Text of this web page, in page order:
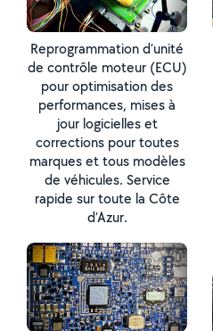
Reprogrammation d’unité
de contrôle moteur (ECU)
pour optimisation des
performances, mises à
jour logicielles et
corrections pour toutes
marques et tous modèles
de véhicules. Service
rapide sur toute la Côte
d’Azur.